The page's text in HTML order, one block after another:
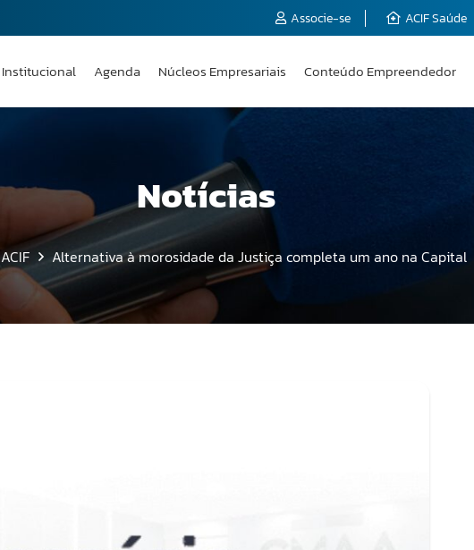
Associe-se ACIF Saúde
Institucional Agenda Núcleos Empresariais Conteúdo Empreendedor
Notícias
ACIF Alternativa à morosidade da Justiça completa um ano na Capital